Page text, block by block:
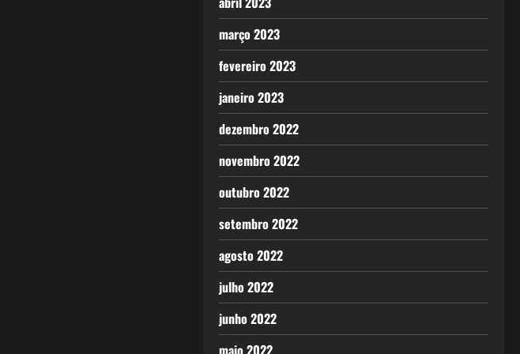
março 2023
fevereiro 2023
janeiro 2023
dezembro 2022
novembro 2022
outubro 2022
setembro 2022
agosto 2022
julho 2022
junho 2022
maio 2022